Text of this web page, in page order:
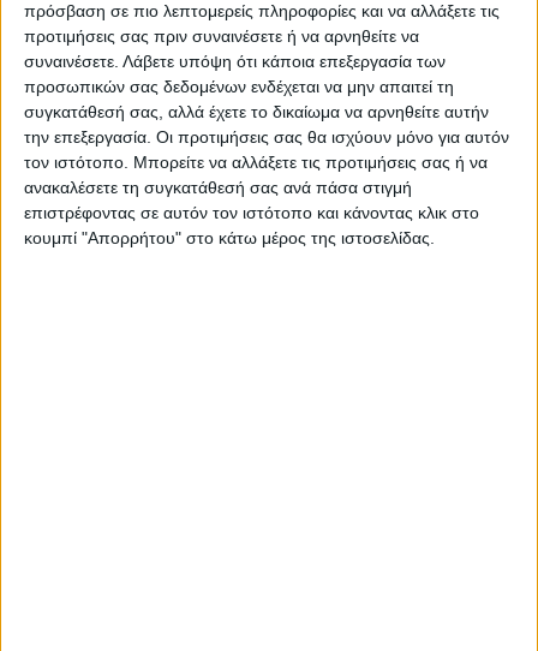
πρόσβαση σε πιο λεπτομερείς πληροφορίες και να αλλάξετε τις
προτιμήσεις σας πριν συναινέσετε ή να αρνηθείτε να
συναινέσετε. Λάβετε υπόψη ότι κάποια επεξεργασία των
προσωπικών σας δεδομένων ενδέχεται να μην απαιτεί τη
συγκατάθεσή σας, αλλά έχετε το δικαίωμα να αρνηθείτε αυτήν
την επεξεργασία. Οι προτιμήσεις σας θα ισχύουν μόνο για αυτόν
τον ιστότοπο. Μπορείτε να αλλάξετε τις προτιμήσεις σας ή να
ανακαλέσετε τη συγκατάθεσή σας ανά πάσα στιγμή
επιστρέφοντας σε αυτόν τον ιστότοπο και κάνοντας κλικ στο
κουμπί "Απορρήτου" στο κάτω μέρος της ιστοσελίδας.